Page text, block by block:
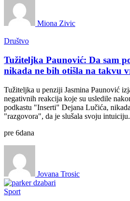
Miona Zivic
Društvo
Tužiteljka Paunović: Da sam
nikada ne bih otišla na takvu
Tužiteljka u penziji Jasmina Paunović
negativnih reakcija koje su usledile
podkastu "Inserti" Dejana Lučića,
"razgovora", da je slušala svoju intuiciju.
pre 6dana
Jovana Trosic
Sport